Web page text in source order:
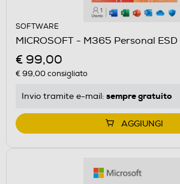
SOFTWARE
MICROSOFT - M365 Personal ESD
€ 99,00
€ 99,00consigliato
Invio tramite e-mail: sempre gratuito
AGGIUNGI